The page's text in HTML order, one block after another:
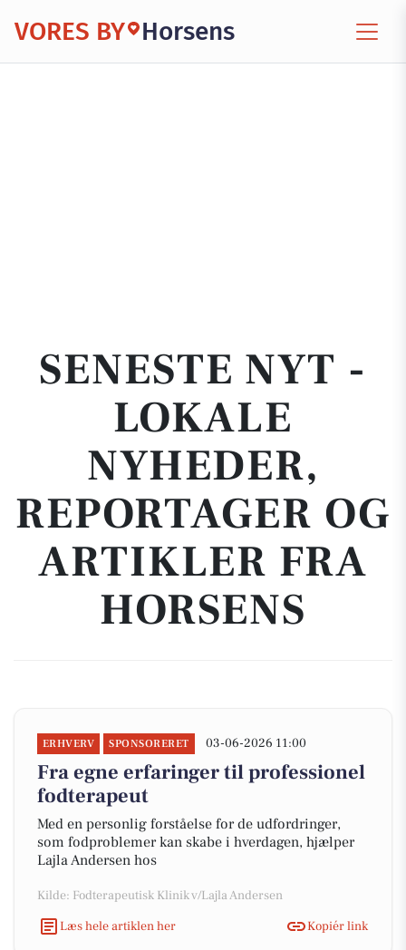
VORES BY Horsens
SENESTE NYT -
LOKALE
NYHEDER,
REPORTAGER OG
ARTIKLER FRA
HORSENS
ERHVERV SPONSORERET 03-06-2026 11:00
Fra egne erfaringer til professionel
fodterapeut
Med en personlig forståelse for de udfordringer,
som fodproblemer kan skabe i hverdagen, hjælper
Lajla Andersen hos
Kilde: Fodterapeutisk Klinik v/Lajla Andersen
Læs hele artiklen her
Kopiér link